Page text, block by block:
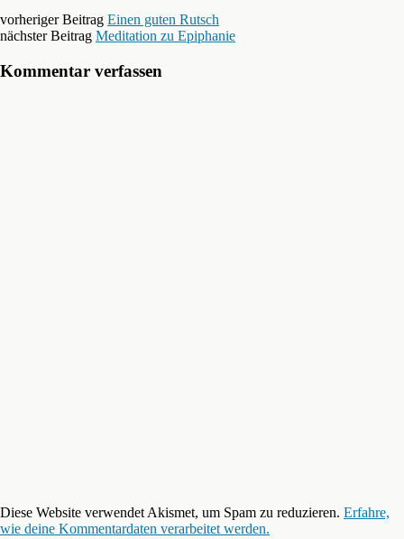
vorheriger Beitrag Einen guten Rutsch
nächster Beitrag Meditation zu Epiphanie
Kommentar verfassen
Diese Website verwendet Akismet, um Spam zu reduzieren. Erfahre,
wie deine Kommentardaten verarbeitet werden.